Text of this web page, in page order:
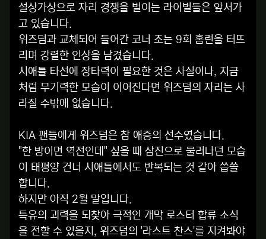
설상가상으로 자리 경쟁을 벌이는 라이벌들은 앞서가
고 있습니다.
위즈덤과 교체되어 들어간 코너 조는 9회 홈런을 터뜨
리며 강렬한 인상을 남겼습니다.
시애틀 타선에 장타력이 필요한 것은 사실이나, 지금
처럼 무기력한 모습이 이어진다면 위즈덤의 자리는 사
라질 수밖에 없습니다.
KIA 팬들에게 위즈덤은 참 애증의 선수였습니다.
"한 방이면 역전인데" 싶을 때 삼진으로 물러나던 모습
이 태평양 건너 시애틀에서도 반복되는 것 같아 씁쓸
합니다.
하지만 아직 2월 말입니다.
특유의 괴력을 되찾아 극적인 개막 로스터 합류 소식
을 전할 수 있을지, 위즈덤의 '라스트 찬스'를 지켜봐야